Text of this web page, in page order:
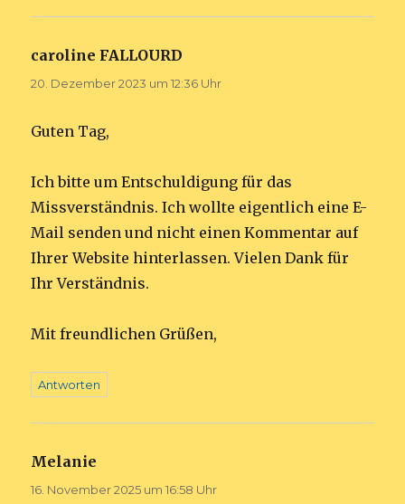
caroline FALLOURD
20. Dezember 2023 um 12:36 Uhr
Guten Tag,
Ich bitte um Entschuldigung für das
Missverständnis. Ich wollte eigentlich eine E-
Mail senden und nicht einen Kommentar auf
Ihrer Website hinterlassen. Vielen Dank für
Ihr Verständnis.
Mit freundlichen Grüßen,
Antworten
Melanie
16. November 2025 um 16:58 Uhr